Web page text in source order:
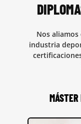
Nos aliamos
industria